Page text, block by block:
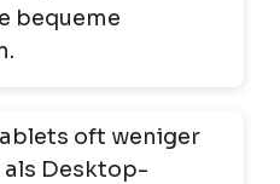
bequeme
oft weniger
Desktop-